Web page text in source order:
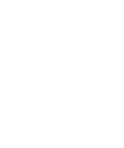
Проверка